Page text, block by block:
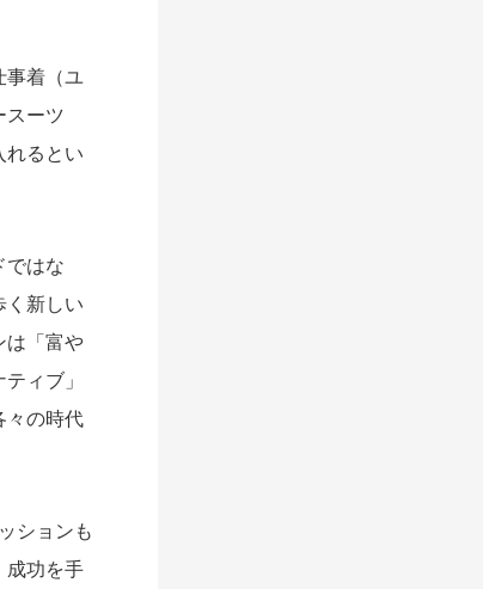
事着（ユ
スーツ
れるとい
ではな
く新しい
は「富や
ィブ」
々の時代
ションも
成功を手